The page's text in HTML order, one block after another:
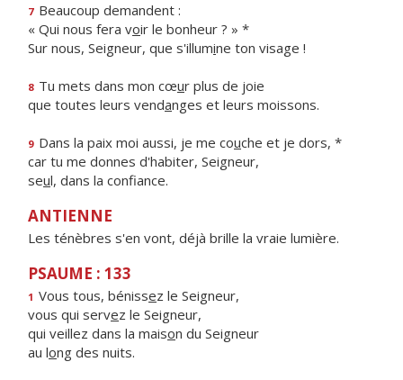
7 Beaucoup demandent :
« Qui nous fera voir le bonheur ? » *
Sur nous, Seigneur, que s'illumine ton visage !
8 Tu mets dans mon cœur plus de joie
que toutes leurs vendanges et leurs moissons.
9 Dans la paix moi aussi, je me couche et je dors, *
car tu me donnes d'habiter, Seigneur,
seul, dans la confiance.
ANTIENNE
Les ténèbres s'en vont, déjà brille la vraie lumière.
PSAUME : 133
1 Vous tous, bénissez le Seigneur,
vous qui servez le Seigneur,
qui veillez dans la maison du Seigneur
au long des nuits.